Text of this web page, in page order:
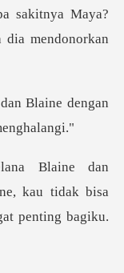
sakitnya May
Blaine dengan
kau tidak bisa